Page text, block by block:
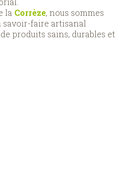
la Corrèze, nous sommes
savoir-faire artisanal
produits sains, durables et